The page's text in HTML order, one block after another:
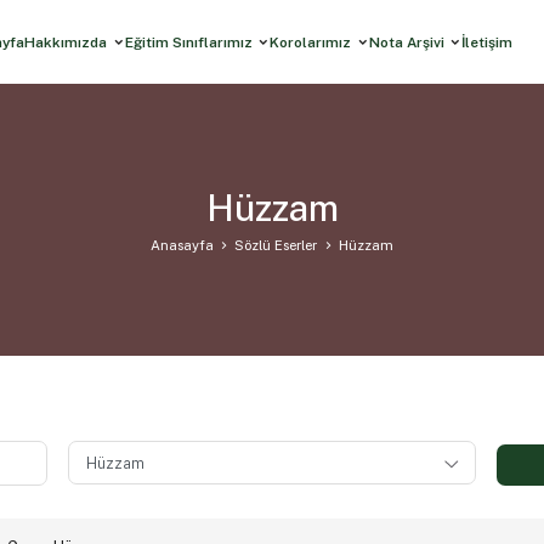
Hakkımızda Eğitim Sınıflarımız Korolarımız Nota Arşivi İletişim
Hüzzam
Anasayfa Sözlü Eserler Hüzzam